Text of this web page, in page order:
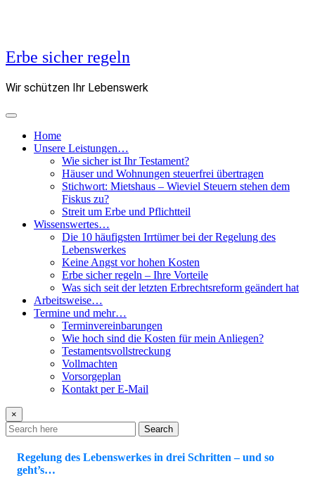
Erbe sicher regeln
Wir schützen Ihr Lebenswerk
Home
Unsere Leistungen…
Wie sicher ist Ihr Testament?
Häuser und Wohnungen steuerfrei übertragen
Stichwort: Mietshaus – Wieviel Steuern stehen dem
Fiskus zu?
Streit um Erbe und Pflichtteil
Wissenswertes…
Die 10 häufigsten Irrtümer bei der Regelung des
Lebenswerkes
Keine Angst vor hohen Kosten
Erbe sicher regeln – Ihre Vorteile
Was sich seit der letzten Erbrechtsreform geändert hat
Arbeitsweise…
Termine und mehr…
Terminvereinbarungen
Wie hoch sind die Kosten für mein Anliegen?
Testamentsvollstreckung
Vollmachten
Vorsorgeplan
Kontakt per E-Mail
×
Search
Regelung des Lebenswerkes in drei Schritten – und so
geht’s…